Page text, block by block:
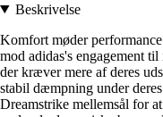
Beskrivelse
Komfort møder
mod adidas's engagement
der kræver mere af deres
stabil dæmpning under
Dreamstrike mellemsål for